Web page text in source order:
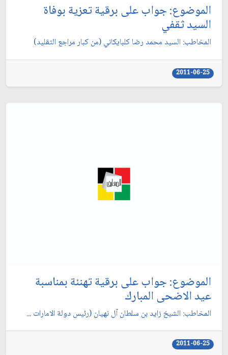
الموضوع: جواب على برقية تعزية بوفاة
السيد ثقفي‏
المخاطب: السيد محمد رضا كلبايكاني (من كبار مراجع التقليد)
2011-06-25
الموضوع: جواب على برقية تهنئة بمناسبة
عيد الاضحى المبارك‏
المخاطب: الشيخ زايد بن سلطان آل نهيان (رئيس دولة الامارات ...
2011-06-25